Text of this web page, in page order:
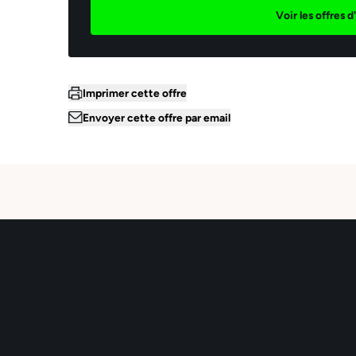
Voir les offres
Imprimer cette offre
Envoyer cette offre par email